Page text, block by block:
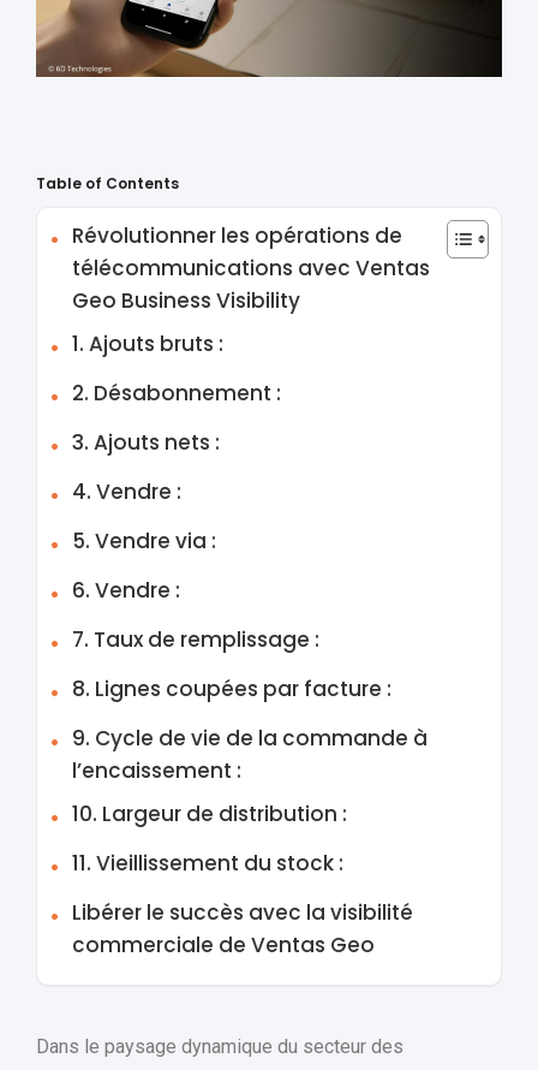
Dans le paysage dynamique du secteur des
Table of Contents
Révolutionner les opérations de
télécommunications avec Ventas
Geo Business Visibility
1. Ajouts bruts :
2. Désabonnement :
3. Ajouts nets :
4. Vendre :
5. Vendre via :
6. Vendre :
7. Taux de remplissage :
8. Lignes coupées par facture :
9. Cycle de vie de la commande à
l’encaissement :
10. Largeur de distribution :
11. Vieillissement du stock :
Libérer le succès avec la visibilité
commerciale de Ventas Geo